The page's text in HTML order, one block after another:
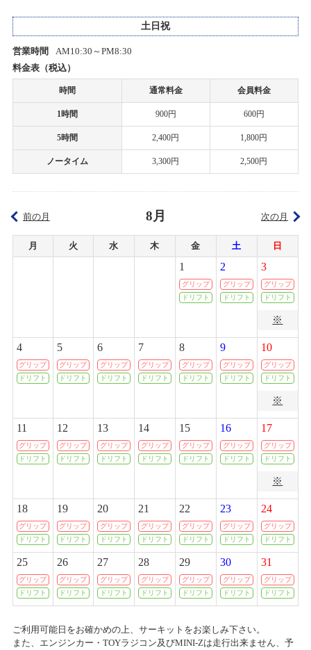
2020/06/01
関東３店舗 サーキット再開のお知らせ
2020/05/06
タムタム岐阜店の営業時間短縮とサーキット休止期間延長のお知らせ
筑紫野店の営業時間短縮とサーキット休止期間延長のお知らせ
2020/04/23
タム・タム上里店、サーキット営業休止のご案内
2020/04/17
上里店 臨時営業時間変更のお知らせ
一部店舗 営業時間変更のお知らせ
2020/03/19
2020/03/09
ホビーショップタムタム札幌店 開店のご案内
2020/03/03
上里店 臨時営業時間変更のお知らせ
P-1 グランプリ 2019 決勝本戦 開催中止に関するご案内
ありがとう50周年 創業50周年感謝祭Part2開催のお知らせ
2026/04/25(土)～2026/05/25(月)
カテゴリ：キャンペーン
2026/04/12(日)
カテゴリ：ラジコン
2026/04/05(日)
ミニ四駆ステーションチャレンジ
カテゴリ：ラジコン
創業50周年感謝祭プレゼント当選者発表のお知らせ
カテゴリ：キャンペーン
ありがとう50周年 創業50周年感謝祭開催のお知らせ
ﾀﾑﾀﾑﾁｬﾚﾝｼﾞｶｯﾌﾟ
2025/11/30(日)
カテゴリ：ラジコン
ミニ四駆ステーションチャレンジ ストッククラス
カテゴリ：ラジコン
土日祝
営業時間
AM10:30～PM8:30
料金表（税込）
時間 通常料金 会員料金
1時間 900円 600円
5時間 2,400円 1,800円
ノータイム 3,300円 2,500円
8月
前の月 次の月
月 火 水 木 金 土 日
1
グリップ
ドリフト
2
グリップ
ドリフト
3
グリップ
ドリフト
※
4
グリップ
ドリフト
5
グリップ
ドリフト
6
グリップ
ドリフト
7
グリップ
ドリフト
8
グリップ
ドリフト
9
グリップ
ドリフト
10
グリップ
ドリフト
※
11
グリップ
ドリフト
12
グリップ
ドリフト
13
グリップ
ドリフト
14
グリップ
ドリフト
15
グリップ
ドリフト
16
グリップ
ドリフト
17
グリップ
ドリフト
※
18
グリップ
ドリフト
19
グリップ
ドリフト
20
グリップ
ドリフト
21
グリップ
ドリフト
22
グリップ
ドリフト
23
グリップ
ドリフト
24
グリップ
ドリフト
25
グリップ
ドリフト
26
グリップ
ドリフト
27
グリップ
ドリフト
28
グリップ
ドリフト
29
グリップ
ドリフト
30
グリップ
ドリフト
31
グリップ
ドリフト
ご利用可能日をお確かめの上、サーキットをお楽しみ下さい。
また、エンジンカー・TOYラジコン及びMINI-Zは走行出来ません、予